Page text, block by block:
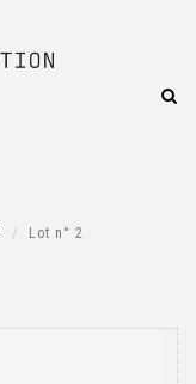
Lot n° 2